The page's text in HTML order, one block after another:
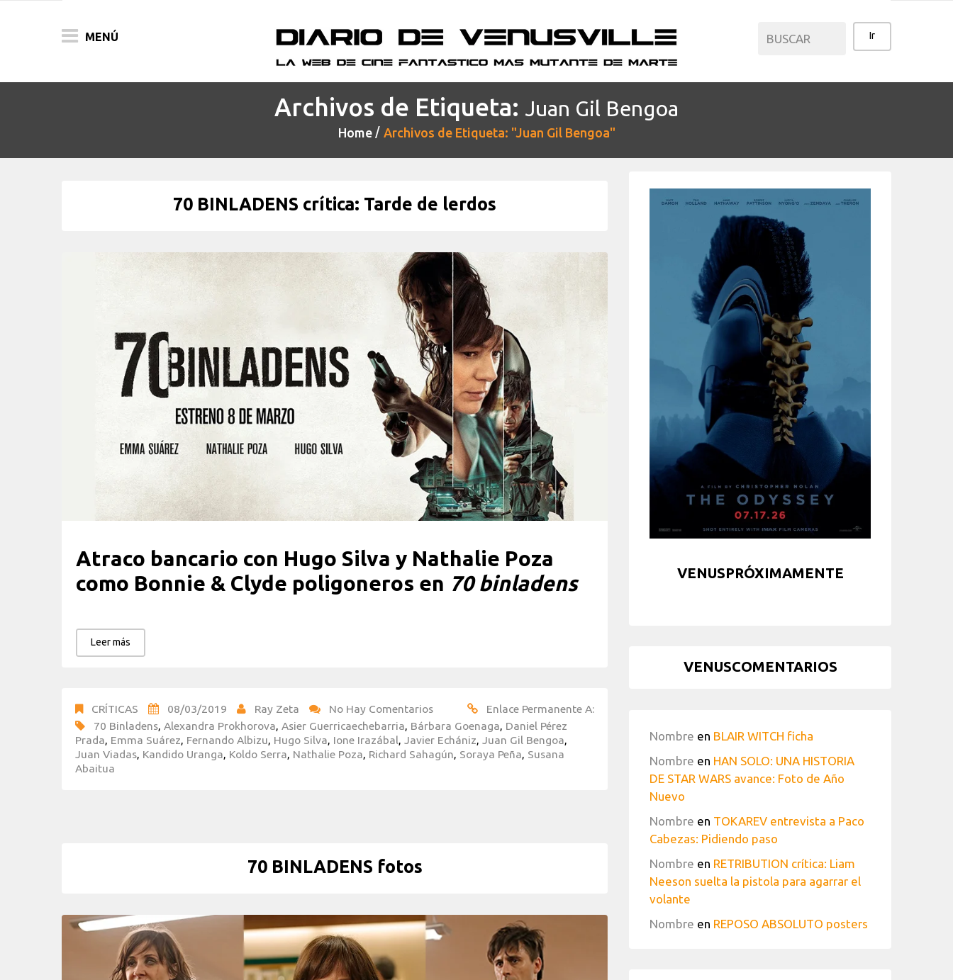
MENÚ
Archivos de Etiqueta: Juan Gil Bengoa
Home Archivos de Etiqueta: "Juan Gil Bengoa"
70 BINLADENS crítica: Tarde de lerdos
Atraco bancario con Hugo Silva y Nathalie Poza
como Bonnie & Clyde poligoneros en 70 binladens
Leer más
CRÍTICAS 08/03/2019 Ray Zeta No Hay Comentarios
Enlace Permanente A:
70 Binladens, Alexandra Prokhorova, Asier Guerricaechebarria, Bárbara Goenaga, Daniel Pérez
Prada, Emma Suárez, Fernando Albizu, Hugo Silva, Ione Irazábal, Javier Echániz, Juan Gil Bengoa,
Juan Viadas, Kandido Uranga, Koldo Serra, Nathalie Poza, Richard Sahagún, Soraya Peña, Susana
Abaitua
70 BINLADENS fotos
VENUSPRÓXIMAMENTE
VENUSCOMENTARIOS
Nombre en BLAIR WITCH ficha
Nombre en HAN SOLO: UNA HISTORIA
DE STAR WARS avance: Foto de Año
Nuevo
Nombre en TOKAREV entrevista a Paco
Cabezas: Pidiendo paso
Nombre en RETRIBUTION crítica: Liam
Neeson suelta la pistola para agarrar el
volante
Nombre en REPOSO ABSOLUTO posters